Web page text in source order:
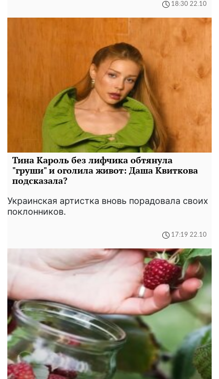
18:30 22.10
Тина Кароль без лифчика обтянула
"груши" и оголила живот: Даша Квиткова
подсказала?
Украинская артистка вновь порадовала своих
поклонников.
17:19 22.10